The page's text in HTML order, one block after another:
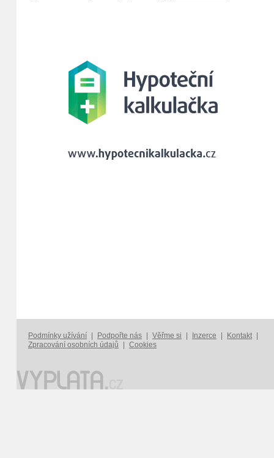
Podmínky užívání Podpořte nás Věřme si Inzerce Kontakt
Zpracování osobních údajů
Cookies